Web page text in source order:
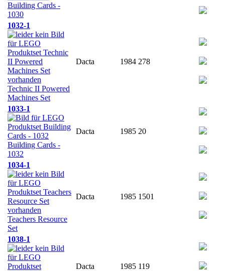
Building Cards -
1030
1032-1
Technic II Powered
Machines Set
Dacta 1984 278
1033-1
Building Cards -
1032
Dacta 1985 20
1034-1
Teachers Resource
Set
Dacta 1985 1501
1038-1
Dacta 1985 119